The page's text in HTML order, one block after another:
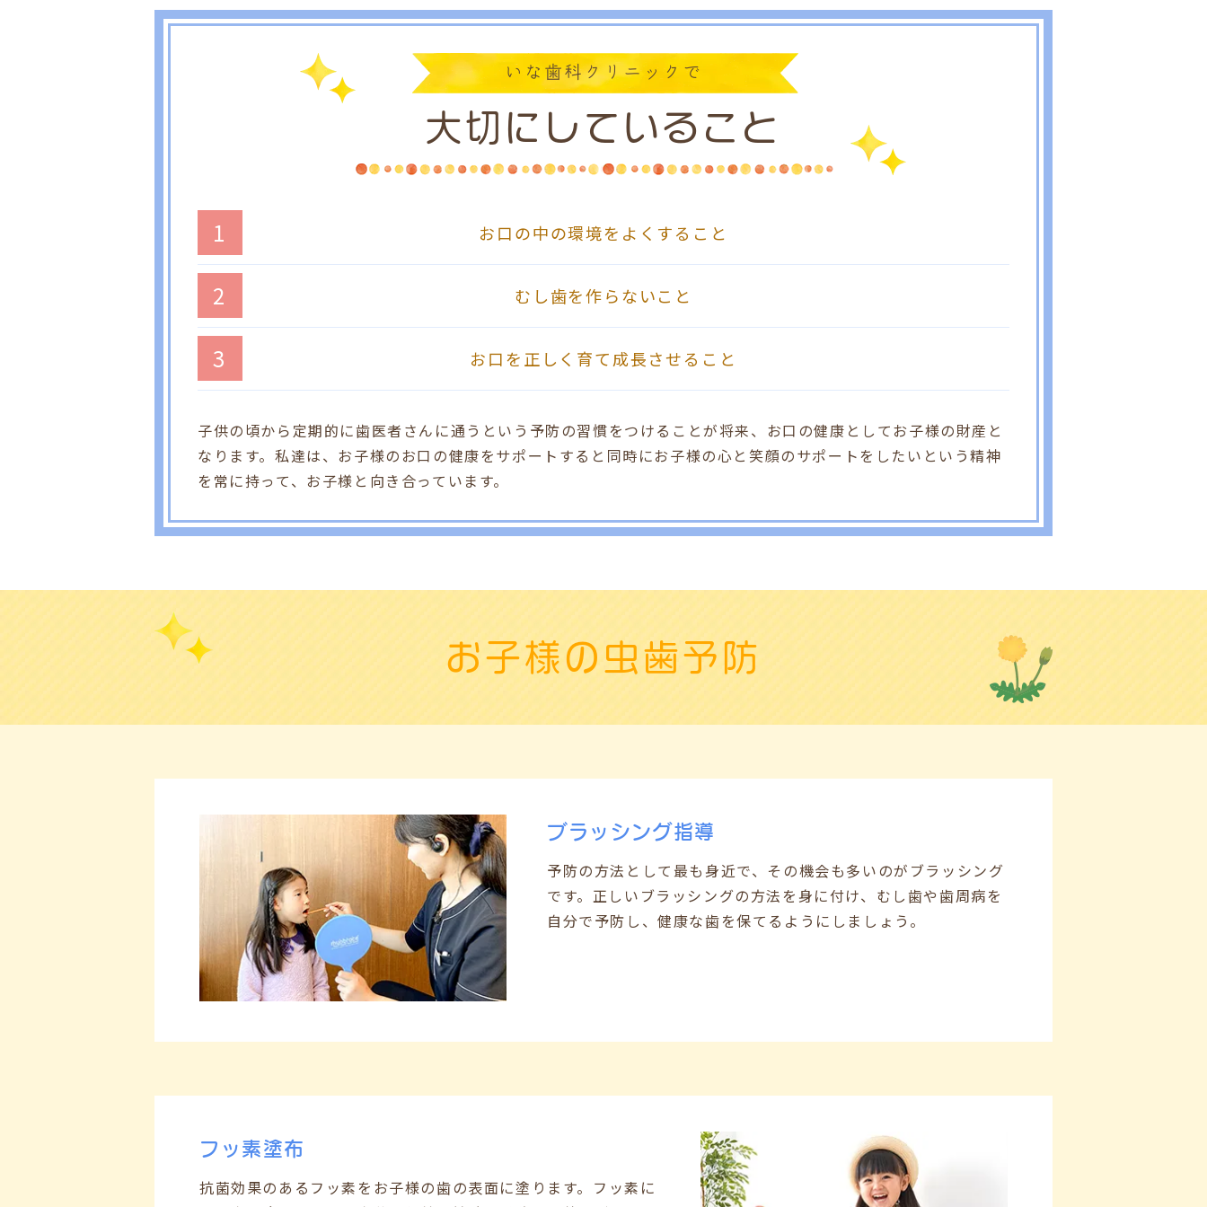
いな歯科クリニックで
大切にしていること
1 お口の中の環境をよくすること
2 むし歯を作らないこと
3 お口を正しく育て成長させること
子供の頃から定期的に歯医者さんに通うという予防の習慣をつけることが将来、お口の健康としてお子様の財産と
なります。私達は、お子様のお口の健康をサポートすると同時にお子様の心と笑顔のサポートをしたいという精神
を常に持って、お子様と向き合っています。
お子様の虫歯予防
ブラッシング指導
予防の方法として最も身近で、その機会も多いのがブラッシング
です。正しいブラッシングの方法を身に付け、むし歯や歯周病を
自分で予防し、健康な歯を保てるようにしましょう。
フッ素塗布
抗菌効果のあるフッ素をお子様の歯の表面に塗ります。フッ素に